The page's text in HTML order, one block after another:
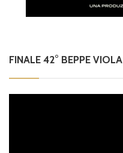
FINALE 42° BEPPE VIOLA